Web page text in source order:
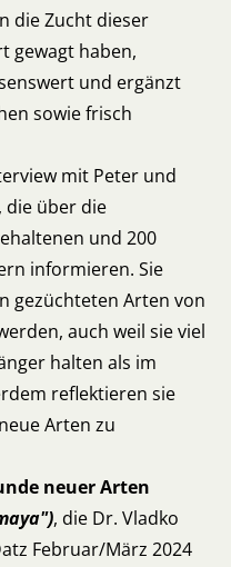
die Zucht dieser
gewagt haben,
und ergänzt
sowie frisch
mit Peter und
über die
und 200
informieren. Sie
gezüchteten Arten von
auch weil sie viel
halten als im
reflektieren sie
Arten zu
neuer Arten
, die Dr. Vladko
Februar/März 2024